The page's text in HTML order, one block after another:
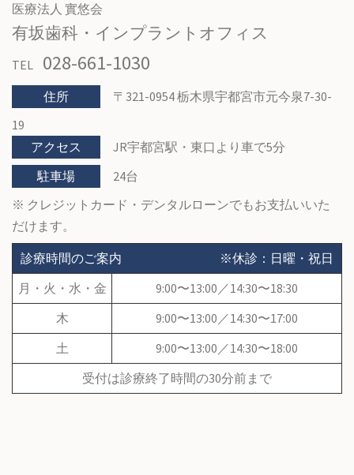
医療法人 實悠会
有坂歯科・インプラントオフィス
TEL 028-661-1030
住所
〒321-0954 栃木県宇都宮市元今泉7-30-
19
アクセス
JR宇都宮駅・東口より車で5分
駐車場
24台
※ クレジットカード・デンタルローンでもお支払いいた
だけます。
診療時間のご案内
※休診：日曜・祝日
月・火・水・金
9:00〜13:00／14:30〜18:30
木
9:00〜13:00／14:30〜17:00
土
9:00〜13:00／14:30〜18:00
受付は診療終了時間の30分前まで